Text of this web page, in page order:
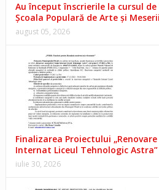
Au început înscrierile la cursul de
Școala Populară de Arte și
august 05, 2026
Finalizarea Proiectului
Internat Liceul Tehnologic Astra”
iulie 30, 2026